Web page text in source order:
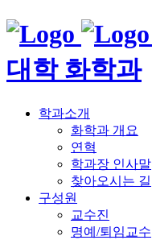
대학 화학과
학과소개
화학과 개요
연혁
학과장 인사말
찾아오시는 길
구성원
교수진
명예/퇴임교수